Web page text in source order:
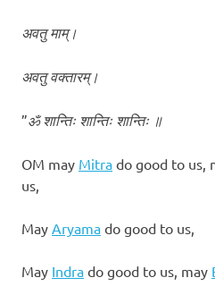
अवतु माम्।
अवतु वक्तारम्।
”ॐ शान्तिः शान्तिः शान्तिः ॥
OM may Mitra do good to us,
us,
May Aryama do good to us,
May Indra do good to us, may